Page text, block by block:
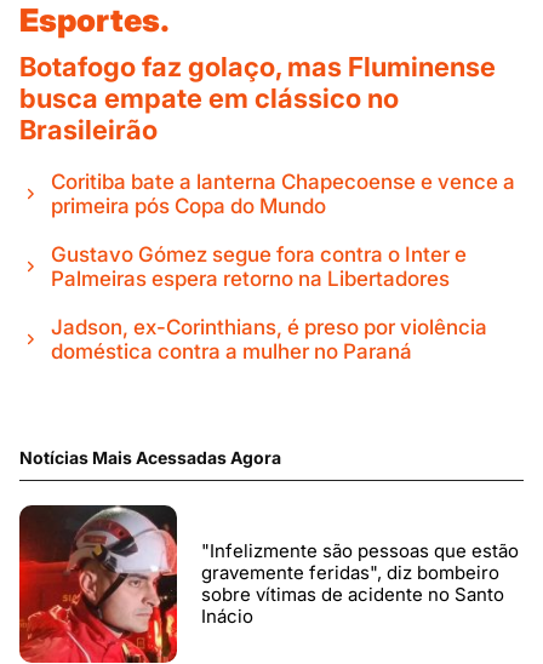
Esportes.
Botafogo faz golaço, mas Fluminense
busca empate em clássico no
Brasileirão
Coritiba bate a lanterna Chapecoense e vence a
primeira pós Copa do Mundo
Gustavo Gómez segue fora contra o Inter e
Palmeiras espera retorno na Libertadores
Jadson, ex-Corinthians, é preso por violência
doméstica contra a mulher no Paraná
Notícias Mais Acessadas Agora
"Infelizmente são pessoas que estão
gravemente feridas", diz bombeiro
sobre vítimas de acidente no Santo
Inácio